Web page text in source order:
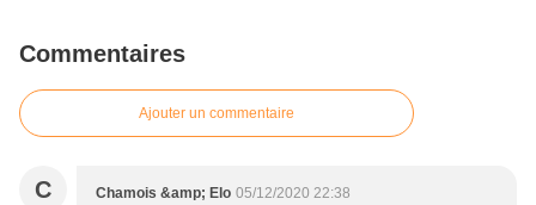
Commentaires
Ajouter un commentaire
C Chamois &amp; Elo 05/12/2020 22:38